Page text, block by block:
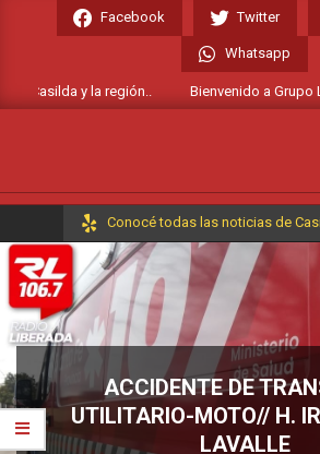
Facebook Twitter
Whatsapp
Casilda y la región.. Bienvenido a Grupo
Primary
Menu
Conocé todas las noticias de
ACCIDENTE DE
UTILITARIO-MOTO// H.
LAVALLE